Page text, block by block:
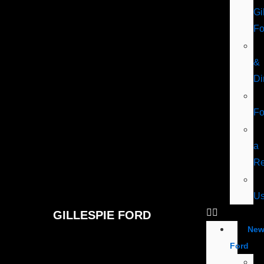
GILLESPIE FORD
&
a
New
Ford